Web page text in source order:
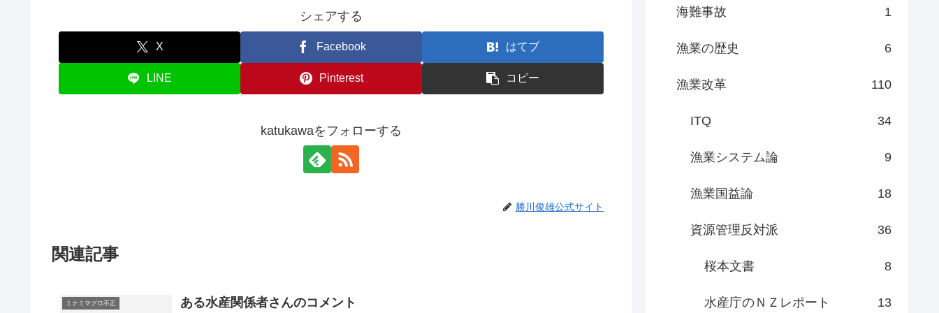
シェアする
X Facebook はてブ
LINE Pinterest コピー
katukawaをフォローする
勝川俊雄公式サイト
関連記事
ミナミマグロ不正 ある水産関係者さんのコメント
海難事故 1
漁業の歴史 6
漁業改革 110
ITQ 34
漁業システム論 9
漁業国益論 18
資源管理反対派 36
桜本文書 8
水産庁のＮＺレポート 13